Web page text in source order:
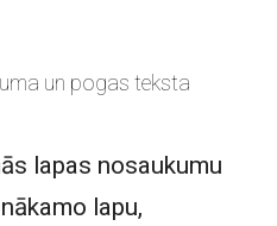
un pogas teksta
lapas nosaukumu
lapu,